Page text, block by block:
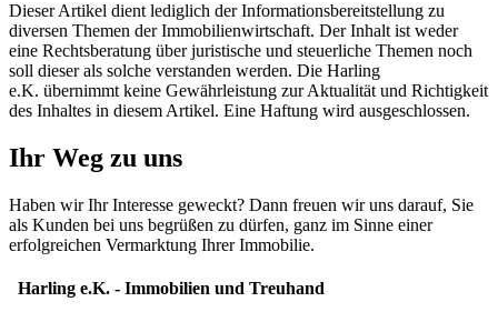
Dieser Artikel dient lediglich der Informationsbereitstellung zu
diversen Themen der Immobilienwirtschaft. Der Inhalt ist weder
eine Rechtsberatung über juristische und steuerliche Themen noch
soll dieser als solche verstanden werden. Die Harling
e.K. übernimmt keine Gewährleistung zur Aktualität und Richtigkeit
des Inhaltes in diesem Artikel. Eine Haftung wird ausgeschlossen.
Ihr Weg zu uns
Haben wir Ihr Interesse geweckt? Dann freuen wir uns darauf, Sie
als Kunden bei uns begrüßen zu dürfen, ganz im Sinne einer
erfolgreichen Vermarktung Ihrer Immobilie.
Harling e.K. - Immobilien und Treuhand